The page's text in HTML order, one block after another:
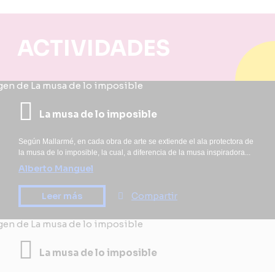
ACTIVIDADES
La musa de lo imposible
Según Mallarmé, en cada obra de arte se extiende el ala protectora de
la musa de lo imposible, la cual, a diferencia de la musa inspiradora...
Alberto Manguel
Leer más Compartir
La musa de lo imposible